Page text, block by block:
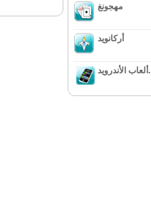
مهجونغ
أركانويد
ألعاب الأندرويد.